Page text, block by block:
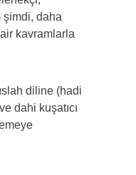
şimdi, daha
kavramlarla
diline (hadi
dahi kuşatıcı